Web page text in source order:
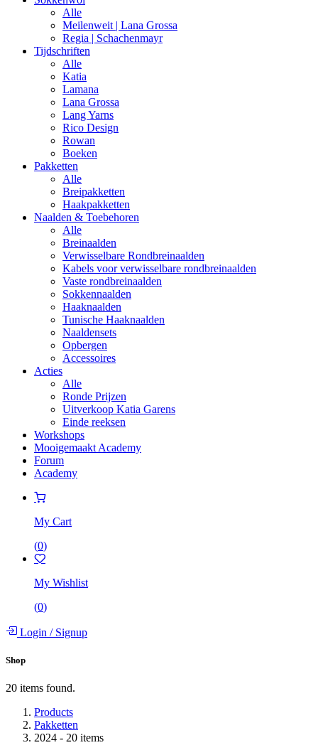
Alle
Meilenweit | Lana Grossa
Regia | Schachenmayr
Tijdschriften
Alle
Katia
Lamana
Lana Grossa
Lang Yarns
Rico Design
Rowan
Boeken
Pakketten
Alle
Breipakketten
Haakpakketten
Naalden & Toebehoren
Alle
Breinaalden
Verwisselbare Rondbreinaalden
Kabels voor verwisselbare rondbreinaalden
Vaste rondbreinaalden
Sokkennaalden
Haaknaalden
Tunische Haaknaalden
Naaldensets
Opbergen
Accessoires
Acties
Alle
Ronde Prijzen
Uitverkoop Katia Garens
Einde reeksen
Workshops
Mooigemaakt Academy
Forum
Academy
My Cart
(0)
My Wishlist
(0)
Login /Signup
Shop
20 items found.
Products
Pakketten
2024 - 20 items